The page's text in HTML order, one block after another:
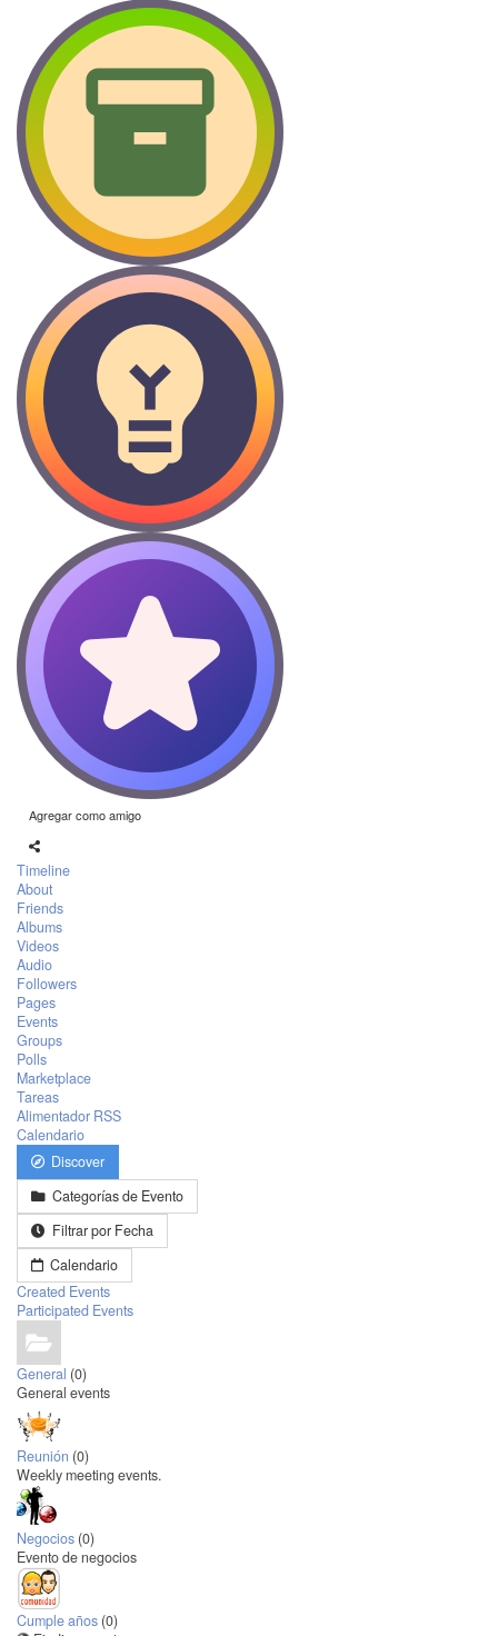
Agregar como amigo
Timeline
About
Friends
Albums
Videos
Audio
Followers
Pages
Events
Groups
Polls
Marketplace
Tareas
Alimentador RSS
Calendario
Discover
Categorías de Evento
Filtrar por Fecha
Calendario
Created Events
Participated Events
General (0)
General events
Reunión (0)
Weekly meeting events.
Negocios (0)
Evento de negocios
Cumple años (0)